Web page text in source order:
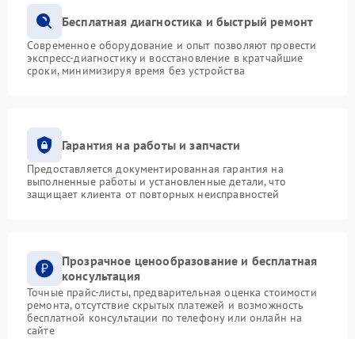
Бесплатная диагностика и быстрый ремонт
Современное оборудование и опыт позволяют провести
экспресс-диагностику и восстановление в кратчайшие
сроки, минимизируя время без устройства
Гарантия на работы и запчасти
Предоставляется документированная гарантия на
выполненные работы и установленные детали, что
защищает клиента от повторных неисправностей
Прозрачное ценообразование и бесплатная
консультация
Точные прайс-листы, предварительная оценка стоимости
ремонта, отсутствие скрытых платежей и возможность
бесплатной консультации по телефону или онлайн на
сайте